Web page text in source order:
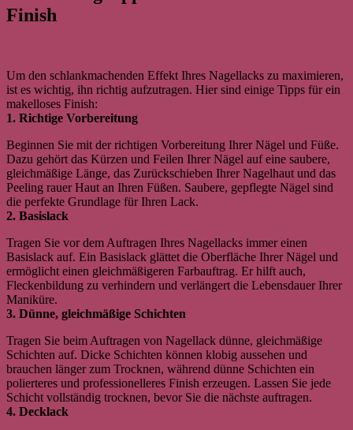
Finish
Um den schlankmachenden Effekt Ihres Nagellacks zu maximieren,
ist es wichtig, ihn richtig aufzutragen. Hier sind einige Tipps für ein
makelloses Finish:
1. Richtige Vorbereitung
Beginnen Sie mit der richtigen Vorbereitung Ihrer Nägel und Füße.
Dazu gehört das Kürzen und Feilen Ihrer Nägel auf eine saubere,
gleichmäßige Länge, das Zurückschieben Ihrer Nagelhaut und das
Peeling rauer Haut an Ihren Füßen. Saubere, gepflegte Nägel sind
die perfekte Grundlage für Ihren Lack.
2. Basislack
Tragen Sie vor dem Auftragen Ihres Nagellacks immer einen
Basislack auf. Ein Basislack glättet die Oberfläche Ihrer Nägel und
ermöglicht einen gleichmäßigeren Farbauftrag. Er hilft auch,
Fleckenbildung zu verhindern und verlängert die Lebensdauer Ihrer
Maniküre.
3. Dünne, gleichmäßige Schichten
Tragen Sie beim Auftragen von Nagellack dünne, gleichmäßige
Schichten auf. Dicke Schichten können klobig aussehen und
brauchen länger zum Trocknen, während dünne Schichten ein
polierteres und professionelleres Finish erzeugen. Lassen Sie jede
Schicht vollständig trocknen, bevor Sie die nächste auftragen.
4. Decklack